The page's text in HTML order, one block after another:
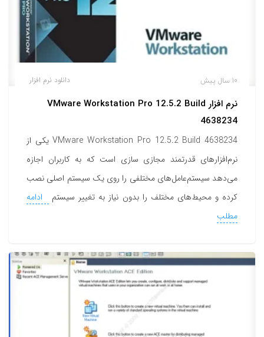
دانلود نرم افزار 10 سال پیش
نرم افزار VMware Workstation Pro 12.5.2 Build
4638234
VMware Workstation Pro 12.5.2 Build 4638234 یکی از
نرم‌افزارهای قدرتمند مجازی سازی است که به کاربران اجازه
می‌دهد سیستم‌عامل‌های مختلفی را روی یک سیستم اصلی نصب
کرده و محیط‌های مختلف را بدون نیاز به تغییر سیستم
ادامه
مطلب